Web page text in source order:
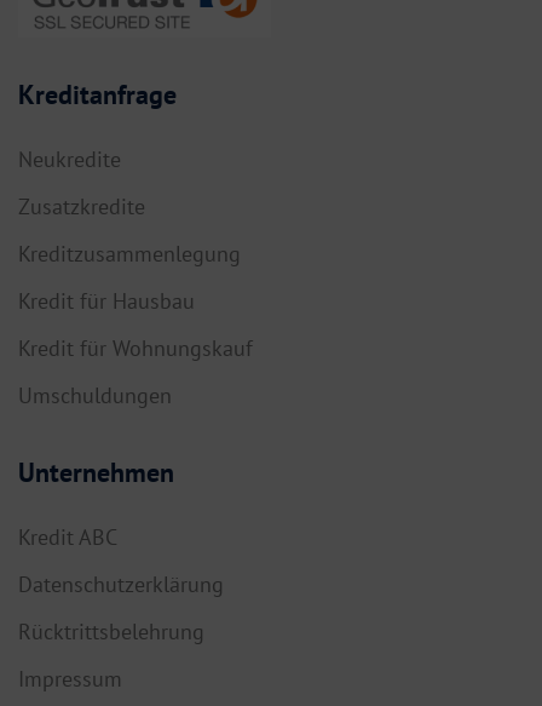
Kreditanfrage
Neukredite
Zusatzkredite
Kreditzusammenlegung
Kredit für Hausbau
Kredit für Wohnungskauf
Umschuldungen
Unternehmen
Kredit ABC
Datenschutzerklärung
Rücktrittsbelehrung
Impressum